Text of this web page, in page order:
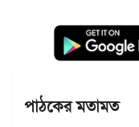
পাঠকের মতামত